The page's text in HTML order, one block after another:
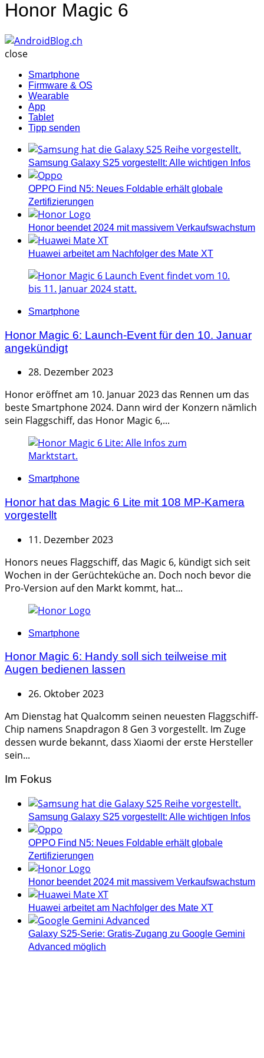
Honor Magic 6
close
Smartphone
Firmware & OS
Wearable
App
Tablet
Tipp senden
Samsung Galaxy S25 vorgestellt: Alle wichtigen Infos
OPPO Find N5: Neues Foldable erhält globale
Zertifizierungen
Honor beendet 2024 mit massivem Verkaufswachstum
Huawei arbeitet am Nachfolger des Mate XT
Categories
Smartphone
Honor Magic 6: Launch-Event für den 10. Januar
angekündigt
28. Dezember 2023
Honor eröffnet am 10. Januar 2023 das Rennen um das
beste Smartphone 2024. Dann wird der Konzern nämlich
sein Flaggschiff, das Honor Magic 6,...
Categories
Smartphone
Honor hat das Magic 6 Lite mit 108 MP-Kamera
vorgestellt
11. Dezember 2023
Honors neues Flaggschiff, das Magic 6, kündigt sich seit
Wochen in der Gerüchteküche an. Doch noch bevor die
Pro-Version auf den Markt kommt, hat...
Categories
Smartphone
Honor Magic 6: Handy soll sich teilweise mit
Augen bedienen lassen
26. Oktober 2023
Am Dienstag hat Qualcomm seinen neuesten Flaggschiff-
Chip namens Snapdragon 8 Gen 3 vorgestellt. Im Zuge
dessen wurde bekannt, dass Xiaomi der erste Hersteller
sein...
Im Fokus
Samsung Galaxy S25 vorgestellt: Alle wichtigen Infos
OPPO Find N5: Neues Foldable erhält globale
Zertifizierungen
Honor beendet 2024 mit massivem Verkaufswachstum
Huawei arbeitet am Nachfolger des Mate XT
Galaxy S25-Serie: Gratis-Zugang zu Google Gemini
Advanced möglich